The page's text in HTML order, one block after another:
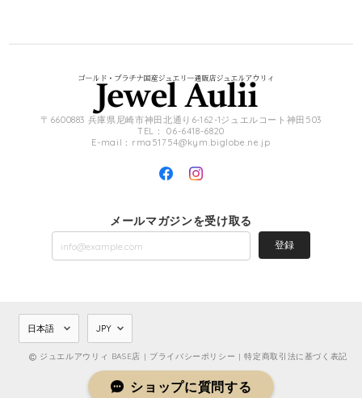
〒6600883 兵庫県尼崎市神田北通り6-162-1ジュエルコート神田503
TEL： 06-6418-6820
E-mail： rma51754@kym.biglobe.ne.jp
メールマガジンを受け取る
登録
ジュエルアウリィ BASE店 | プライバシーポリシー |特定商取引法に基づく表記
ショップに質問する